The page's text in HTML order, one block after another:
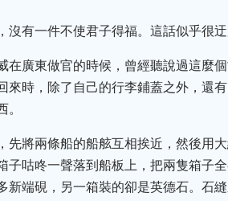
沒有一件不使君子得福。這話似乎很
在廣東做官的時候，曾經聽說過這麼
來時，除了自己的行李鋪蓋之外，還
。
先將兩條船的船舷互相挨近，然後用
子咕咚一聲落到船板上，把兩隻箱子
新端硯，另一箱裝的卻是英德石。石